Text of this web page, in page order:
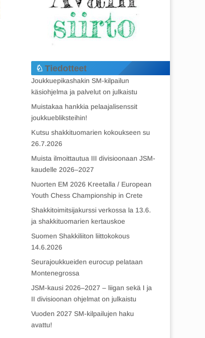
Tiedotteet
Joukkuepikashakin SM-kilpailun
käsiohjelma ja palvelut on julkaistu
Muistakaa hankkia pelaajalisenssit
joukkuebliksteihin!
Kutsu shakkituomarien kokoukseen su
26.7.2026
Muista ilmoittautua III divisioonaan JSM-
kaudelle 2026–2027
Nuorten EM 2026 Kreetalla / European
Youth Chess Championship in Crete
Shakkitoimitsijakurssi verkossa la 13.6.
ja shakkituomarien kertauskoe
Suomen Shakkiliiton liittokokous
14.6.2026
Seurajoukkueiden eurocup pelataan
Montenegrossa
JSM-kausi 2026–2027 – liigan sekä I ja
II divisioonan ohjelmat on julkaistu
Vuoden 2027 SM-kilpailujen haku
avattu!